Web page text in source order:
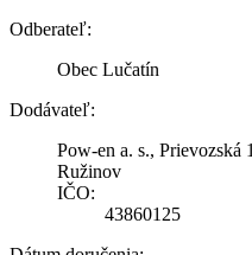
Odberateľ:
Obec Lučatín
Dodávateľ:
Pow-en a. s., Prievozská
Ružinov
IČO:
43860125